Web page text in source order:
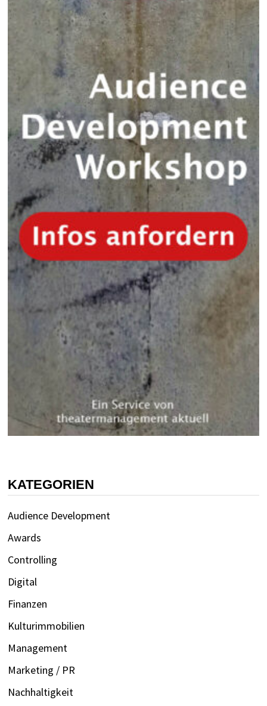
KATEGORIEN
Audience Development
Awards
Controlling
Digital
Finanzen
Kulturimmobilien
Management
Marketing / PR
Nachhaltigkeit